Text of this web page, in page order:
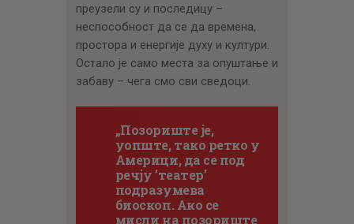
преузели су и последицу –
неспособност да се да времена,
простора и енергије духу и култури.
Остало је само места за опуштање и
забаву – чега смо сви сведоци.
„Позориште је,
уопште, тако ретко у
Америци, да се под
речју ’театер’
подразумева
биоскоп. Ако се
мисли на позориште